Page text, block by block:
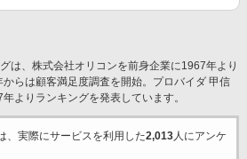
は、株式会社オリコンを前身企業に1967年より
らは顧客満足度調査を開始。プロバイダ 甲信
よりランキングを発表しています。
、実際にサービスを利用した2,013人にアンケ